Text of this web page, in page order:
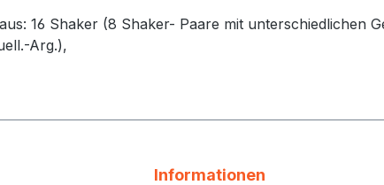
16 Shaker (8 Shaker- Paare mit unterschiedlichen
Arg.),
Informationen